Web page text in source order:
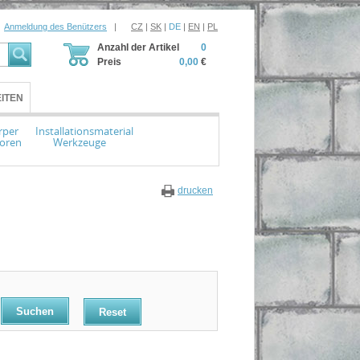
Anmeldung des Benützers | CZ | SK | DE | EN | PL
Anzahl der Artikel
Preis
0
0,00 €
Installationsmaterial
Werkzeuge
drucken
Reset